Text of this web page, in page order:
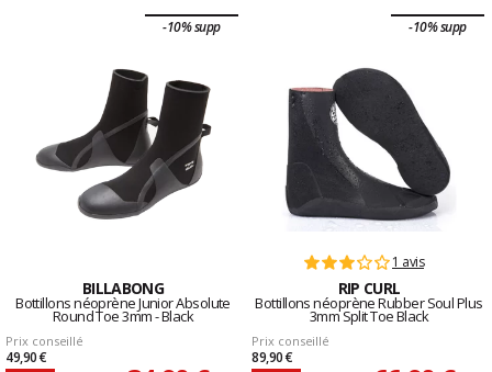
-10% supp
BILLABONG
Bottillons néoprène Junior Absolute
Round Toe 3mm - Black
Prix conseillé
49,90 €
-10% supp
1 avis
RIP CURL
Bottillons néoprène Rubber Soul Plus
3mm Split Toe Black
Prix conseillé
89,90 €